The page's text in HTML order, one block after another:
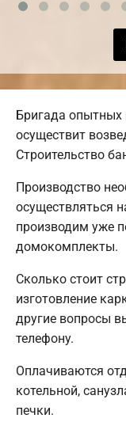
Бригада опытных
осуществит
Строительство
Производство
осуществляться
производим уже
домокомплекты.
Сколько стоит
изготовление
другие вопросы
телефону.
Оплачиваются
котельной,
печки.